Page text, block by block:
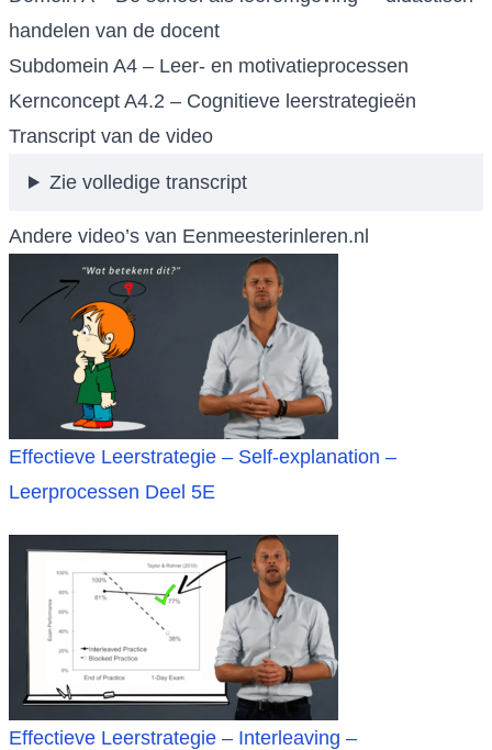
handelen van de docent
Subdomein A4 – Leer- en motivatieprocessen
Kernconcept A4.2 – Cognitieve leerstrategieën
Transcript van de video
Zie volledige transcript
Andere video’s van Eenmeesterinleren.nl
Effectieve Leerstrategie – Self-explanation –
Leerprocessen Deel 5E
Effectieve Leerstrategie – Interleaving –